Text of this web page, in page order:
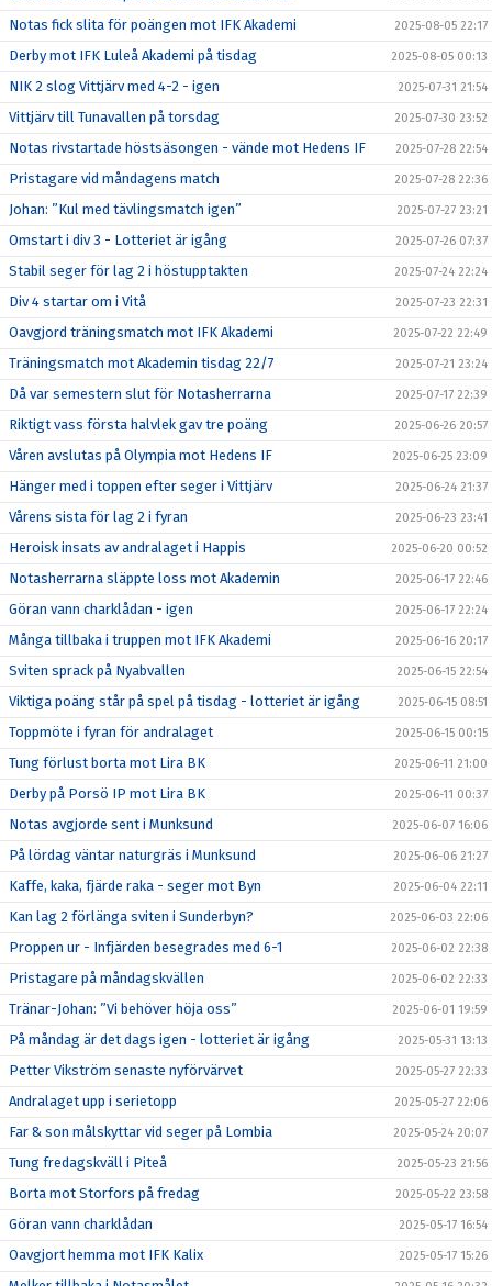
Notas fick slita för poängen mot IFK Akademi 2025-08-05 22:17
Derby mot IFK Luleå Akademi på tisdag 2025-08-05 00:13
NIK 2 slog Vittjärv med 4-2 - igen 2025-07-31 21:54
Vittjärv till Tunavallen på torsdag 2025-07-30 23:52
Notas rivstartade höstsäsongen - vände mot Hedens IF 2025-07-28 22:54
Pristagare vid måndagens match 2025-07-28 22:36
Johan: ”Kul med tävlingsmatch igen” 2025-07-27 23:21
Omstart i div 3 - Lotteriet är igång 2025-07-26 07:37
Stabil seger för lag 2 i höstupptakten 2025-07-24 22:24
Div 4 startar om i Vitå 2025-07-23 22:31
Oavgjord träningsmatch mot IFK Akademi 2025-07-22 22:49
Träningsmatch mot Akademin tisdag 22/7 2025-07-21 23:24
Då var semestern slut för Notasherrarna 2025-07-17 22:39
Riktigt vass första halvlek gav tre poäng 2025-06-26 20:57
Våren avslutas på Olympia mot Hedens IF 2025-06-25 23:09
Hänger med i toppen efter seger i Vittjärv 2025-06-24 21:37
Vårens sista för lag 2 i fyran 2025-06-23 23:41
Heroisk insats av andralaget i Happis 2025-06-20 00:52
Notasherrarna släppte loss mot Akademin 2025-06-17 22:46
Göran vann charklådan - igen 2025-06-17 22:24
Många tillbaka i truppen mot IFK Akademi 2025-06-16 20:17
Sviten sprack på Nyabvallen 2025-06-15 22:54
Viktiga poäng står på spel på tisdag - lotteriet är igång 2025-06-15 08:51
Toppmöte i fyran för andralaget 2025-06-15 00:15
Tung förlust borta mot Lira BK 2025-06-11 21:00
Derby på Porsö IP mot Lira BK 2025-06-11 00:37
Notas avgjorde sent i Munksund 2025-06-07 16:06
På lördag väntar naturgräs i Munksund 2025-06-06 21:27
Kaffe, kaka, fjärde raka - seger mot Byn 2025-06-04 22:11
Kan lag 2 förlänga sviten i Sunderbyn? 2025-06-03 22:06
Proppen ur - Infjärden besegrades med 6-1 2025-06-02 22:38
Pristagare på måndagskvällen 2025-06-02 22:33
Tränar-Johan: ”Vi behöver höja oss” 2025-06-01 19:59
På måndag är det dags igen - lotteriet är igång 2025-05-31 13:13
Petter Vikström senaste nyförvärvet 2025-05-27 22:33
Andralaget upp i serietopp 2025-05-27 22:06
Far & son målskyttar vid seger på Lombia 2025-05-24 20:07
Tung fredagskväll i Piteå 2025-05-23 21:56
Borta mot Storfors på fredag 2025-05-22 23:58
Göran vann charklådan 2025-05-17 16:54
Oavgjort hemma mot IFK Kalix 2025-05-17 15:26